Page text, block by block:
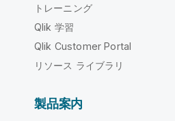
トレーニング
Qlik 学習
Qlik Customer Portal
リソース ライブラリ
製品案内